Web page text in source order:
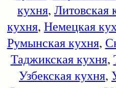
кухня, Литовская
кухня, Немецкая
Румынская кухня,
Таджикская кухня,
Узбекская кухня,